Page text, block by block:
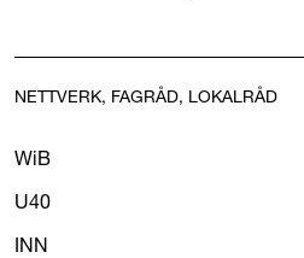
NETTVERK, FAGRÅD, LOKALRÅD
WiB
U40
INN